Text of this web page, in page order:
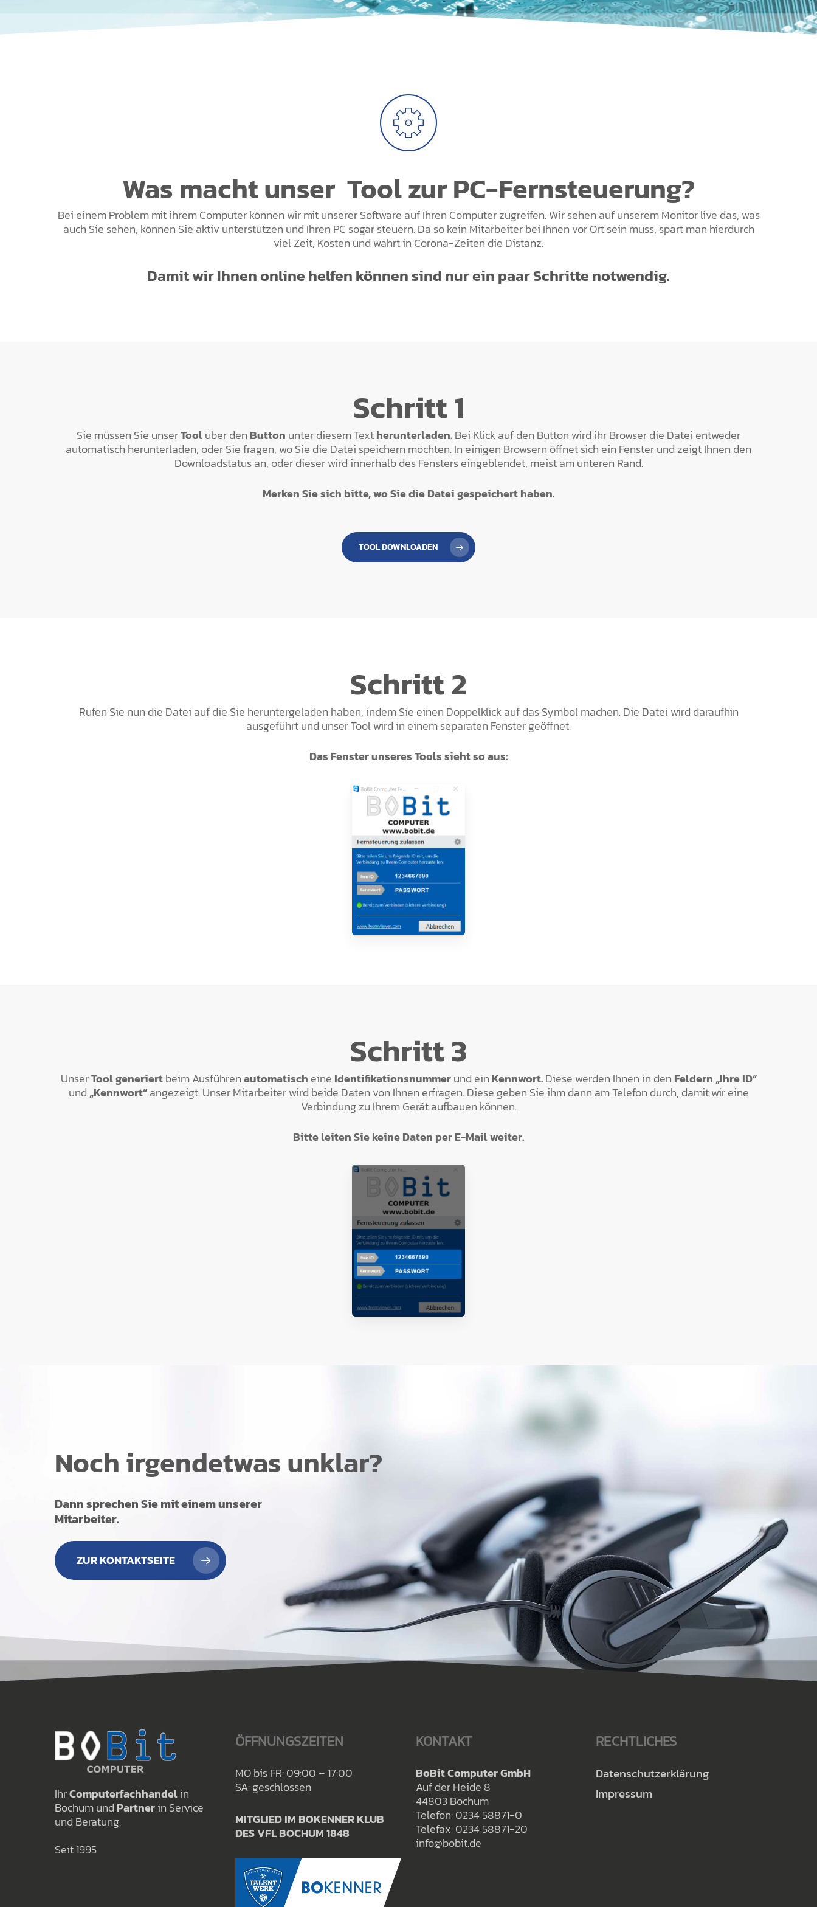
Was macht unser Tool zur PC-Fernsteuerung?
Bei einem Problem mit ihrem Computer können wir mit unserer Software auf Ihren Computer zugreifen. Wir sehen auf unserem Monitor live das, was
auch Sie sehen, können Sie aktiv unterstützen und Ihren PC sogar steuern. Da so kein Mitarbeiter bei Ihnen vor Ort sein muss, spart man hierdurch
viel Zeit, Kosten und wahrt in Corona-Zeiten die Distanz.
Damit wir Ihnen online helfen können sind nur ein paar Schritte notwendig.
Schritt 1
Sie müssen Sie unserToolüber den Button unter diesem Textherunterladen.Bei Klick auf den Button wird ihr Browser die Datei entweder
automatisch herunterladen, oder Sie fragen, wo Sie die Datei speichern möchten. In einigen Browsern öffnet sich ein Fenster und zeigt Ihnen den
Downloadstatus an, oder dieser wird innerhalb des Fensters eingeblendet, meist am unteren Rand.
Merken Sie sich bitte, wo Sie die Datei gespeichert haben.
TOOL DOWNLOADEN
Schritt 2
Rufen Sie nun die Datei auf die Sie heruntergeladen haben, indem Sie einen Doppelklick auf das Symbol machen. Die Datei wird daraufhin
ausgeführt und unser Tool wird in einem separaten Fenster geöffnet.
Das Fenster unseres Tools sieht so aus:
Schritt 3
UnserTool generiertbeim Ausführenautomatisch eine Identifikationsnummerund ein Kennwort.Diese werden Ihnen in den Feldern „Ihre ID“
und „Kennwort“angezeigt. Unser Mitarbeiter wird beide Daten von Ihnen erfragen. Diese geben Sie ihm dann am Telefon durch, damit wir eine
Verbindung zu Ihrem Gerät aufbauen können.
Bitte leiten Sie keine Daten per E-Mail weiter.
Noch irgendetwas unklar?
Dann sprechen Sie mit einem unserer
Mitarbeiter.
ZUR KONTAKTSEITE
IhrComputerfachhandelin
Bochum und Partnerin Service
und Beratung.
Seit 1995
ÖFFNUNGSZEITEN
MO bis FR: 09:00 – 17:00
SA: geschlossen
MITGLIED IM BOKENNER KLUB
DES VFL BOCHUM 1848
KONTAKT
BoBit Computer GmbH
Auf der Heide 8
44803 Bochum
Telefon: 0234 58871-0
Telefax: 0234 58871-20
info@bobit.de
RECHTLICHES
Datenschutzerklärung
Impressum